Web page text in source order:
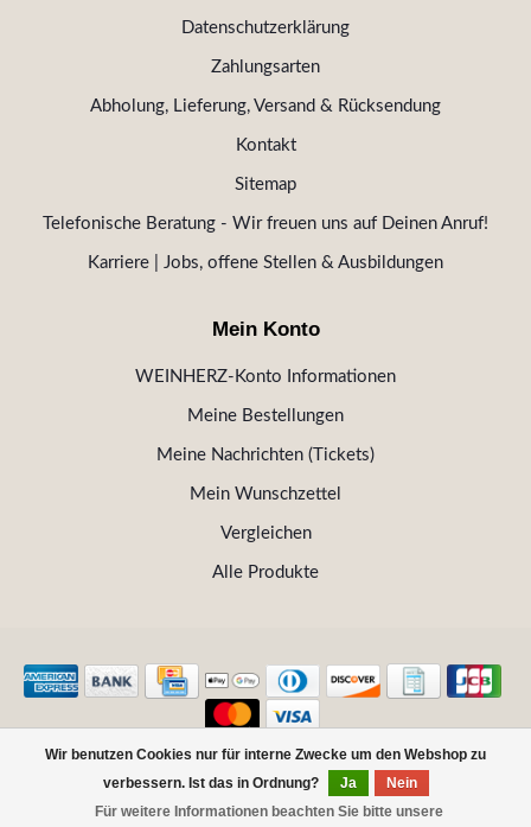
Wir benutzen Cookies nur für interne Zwecke um den Webshop zu
verbessern. Ist das in Ordnung?
Ja
Nein
Für weitere Informationen beachten Sie bitte unsere
Datenschutzerklärung
Zahlungsarten
Abholung, Lieferung, Versand & Rücksendung
Kontakt
Sitemap
Telefonische Beratung - Wir freuen uns auf Deinen Anruf!
Karriere | Jobs, offene Stellen & Ausbildungen
Mein Konto
WEINHERZ-Konto Informationen
Meine Bestellungen
Meine Nachrichten (Tickets)
Mein Wunschzettel
Vergleichen
Alle Produkte
© Copyright 2026 WEINHERZ Kitzbühel - Die VINOTHEK in
FILTER